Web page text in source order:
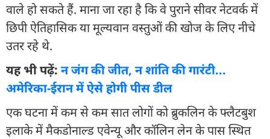
वाले हो सकते हैं. माना जा रहा है कि वे पुराने सीवर नेटवर्क में
छिपी ऐतिहासिक या मूल्यवान वस्तुओं की खोज के लिए नीचे
उतर रहे थे.
यह भी पढ़ें: न जंग की जीत, न शांति की गारंटी...
अमेरिका-ईरान में ऐसे होगी पीस डील
एक घटना में कम से कम सात लोगों को ब्रुकलिन के फ्लैटबुश
इलाके में मैकडोनाल्ड एवेन्यू और कॉलिन लेन के पास स्थित